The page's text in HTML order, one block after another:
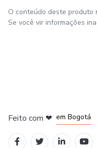
O conteúdo deste produto
Se você vir informações
Feito com ❤ em Bogotá